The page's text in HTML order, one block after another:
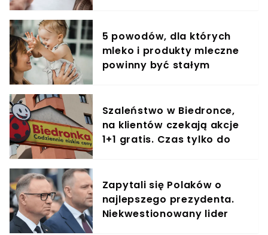
5 powodów, dla których
mleko i produkty mleczne
powinny być stałym
Szaleństwo w Biedronce,
na klientów czekają akcje
1+1 gratis. Czas tylko do
Zapytali się Polaków o
najlepszego prezydenta.
Niekwestionowany lider